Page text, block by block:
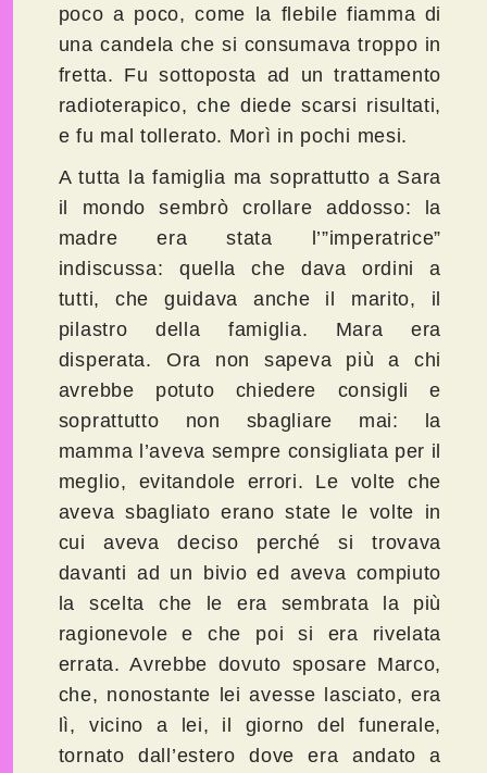
poco a poco, come la flebile fiamma di
una candela che si consumava troppo in
fretta. Fu sottoposta ad un trattamento
radioterapico, che diede scarsi risultati,
e fu mal tollerato. Morì in pochi mesi.
A tutta la famiglia ma soprattutto a Sara
il mondo sembrò crollare addosso: la
madre era stata l’”imperatrice”
indiscussa: quella che dava ordini a
tutti, che guidava anche il marito, il
pilastro della famiglia. Mara era
disperata. Ora non sapeva più a chi
avrebbe potuto chiedere consigli e
soprattutto non sbagliare mai: la
mamma l’aveva sempre consigliata per il
meglio, evitandole errori. Le volte che
aveva sbagliato erano state le volte in
cui aveva deciso perché si trovava
davanti ad un bivio ed aveva compiuto
la scelta che le era sembrata la più
ragionevole e che poi si era rivelata
errata. Avrebbe dovuto sposare Marco,
che, nonostante lei avesse lasciato, era
lì, vicino a lei, il giorno del funerale,
tornato dall’estero dove era andato a